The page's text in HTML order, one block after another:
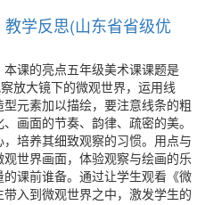
教学反思(山东省省级优
本课的亮点五年级美术课课题是
放大镜下的微观世界，运用线
元素加以描绘，要注意线条的粗
画面的节奏、韵律、疏密的美。
培养其细致观察的习惯。用点与
世界画面，体验观察与绘画的乐
课前谁备。通过让学生观看《微
入到微观世界之中，激发学生的